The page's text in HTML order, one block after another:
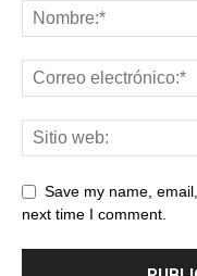
Save my name,
next time I comment.